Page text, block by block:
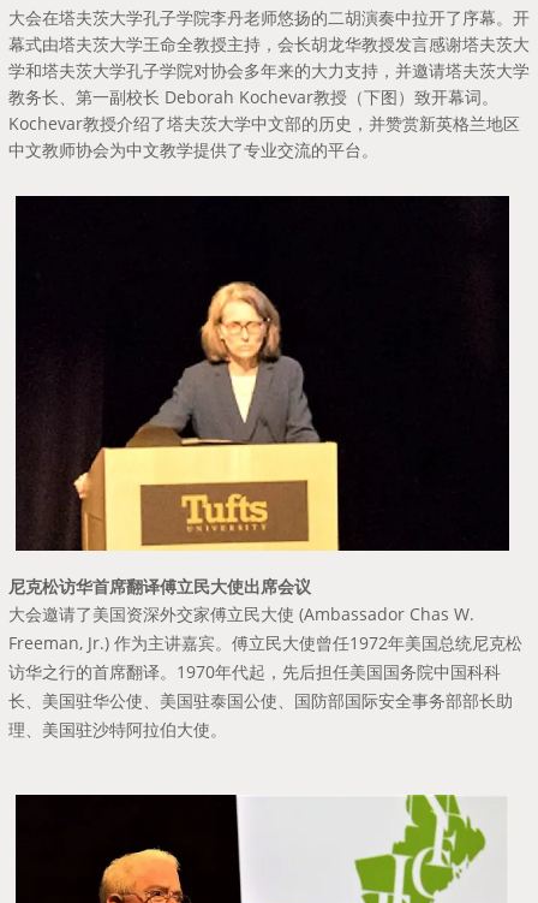
大会在塔夫茨大学孔子学院李丹老师悠扬的二胡演奏中拉开了序幕。开
幕式由塔夫茨大学王命全教授主持，会长胡龙华教授发言感谢塔夫茨大
学和塔夫茨大学孔子学院对协会多年来的大力支持，并邀请塔夫茨大学
教务长、第一副校长 Deborah Kochevar教授（下图）致开幕词。
Kochevar教授介绍了塔夫茨大学中文部的历史，并赞赏新英格兰地区
中文教师协会为中文教学提供了专业交流的平台。
尼克松访华首席翻译傅立民大使出席会议
大会邀请了美国资深外交家傅立民大使 (Ambassador Chas W.
Freeman, Jr.) 作为主讲嘉宾。傅立民大使曾任1972年美国总统尼克松
访华之行的首席翻译。1970年代起，先后担任美国国务院中国科科
长、美国驻华公使、美国驻泰国公使、国防部国际安全事务部部长助
理、美国驻沙特阿拉伯大使。